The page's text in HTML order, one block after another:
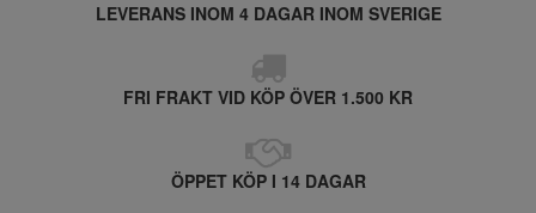
LEVERANS INOM 4 DAGAR INOM SVERIGE
FRI FRAKT VID KÖP ÖVER 1.500 KR
ÖPPET KÖP I 14 DAGAR